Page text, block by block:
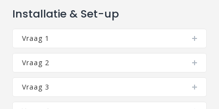
Installatie & Set-up
Vraag 1
Vraag 2
Vraag 3